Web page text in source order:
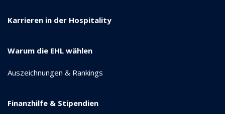
Karrieren in der Hospitality
Warum die EHL wählen
Auszeichnungen & Rankings
Finanzhilfe & Stipendien